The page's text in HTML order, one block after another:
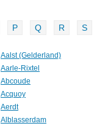
P Q R S
Aalst (Gelderland)
Aarle-Rixtel
Abcoude
Acquoy
Aerdt
Alblasserdam